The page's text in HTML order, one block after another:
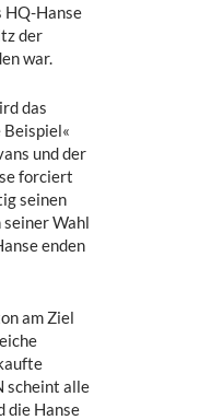
HQ-Hanse
der
war.
das
Beispiel«
und der
forciert
seinen
Wahl
enden
am Ziel
scheint alle
die Hanse